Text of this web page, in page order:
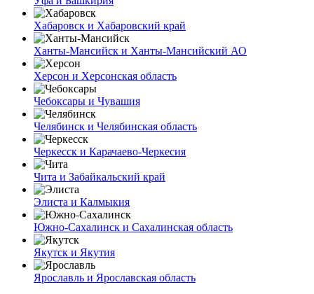
Хабаровск и Хабаровский край
Ханты-Мансийск и Ханты-Мансийский АО
Херсон и Херсонская область
Чебоксары и Чувашия
Челябинск и Челябинская область
Черкесск и Карачаево-Черкесия
Чита и Забайкальский край
Элиста и Калмыкия
Южно-Сахалинск и Сахалинская область
Якутск и Якутия
Ярославль и Ярославская область